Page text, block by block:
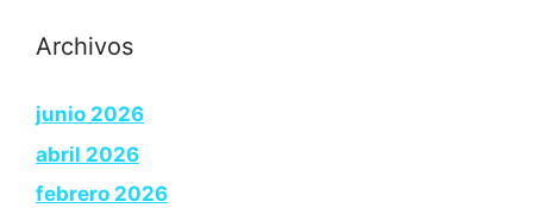
Archivos
junio 2026
abril 2026
febrero 2026